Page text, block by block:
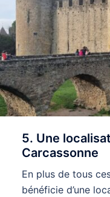
5. Une
Carcassonne
En plus de tous
bénéficie d’une